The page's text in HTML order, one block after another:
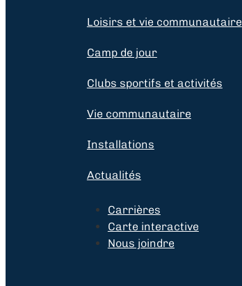
Loisirs et vie communautaire
Camp de jour
Clubs sportifs et activités
Vie communautaire
Installations
Actualités
Carrières
Carte interactive
Nous joindre